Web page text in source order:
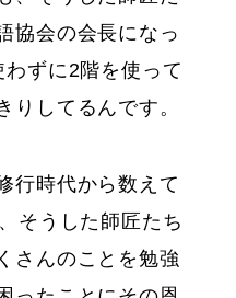
協会の会長になっ
ずに2階を使って
りしてるんです。
行時代から数えて
そうした師匠たち
さんのことを勉強